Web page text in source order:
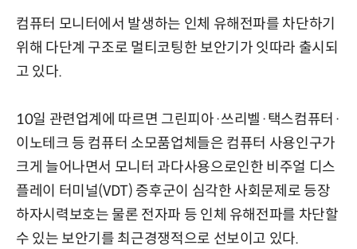
컴퓨터 모니터에서 발생하는 인체 유해전파를 차단하기
위해 다단계 구조로 멀티코팅한 보안기가 잇따라 출시되
고 있다.
10일 관련업계에 따르면 그린피아·쓰리벨·택스컴퓨터·
이노테크 등 컴퓨터 소모품업체들은 컴퓨터 사용인구가
크게 늘어나면서 모니터 과다사용으로인한 비주얼 디스
플레이 터미널(VDT) 증후군이 심각한 사회문제로 등장
하자시력보호는 물론 전자파 등 인체 유해전파를 차단할
수 있는 보안기를 최근경쟁적으로 선보이고 있다.